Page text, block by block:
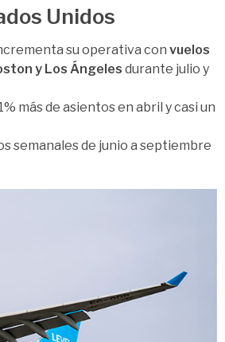
Unidos
su operativa con vuelos
y Los Ángeles durante julio y
más de asientos en abril y casi un
semanales de junio a septiembre